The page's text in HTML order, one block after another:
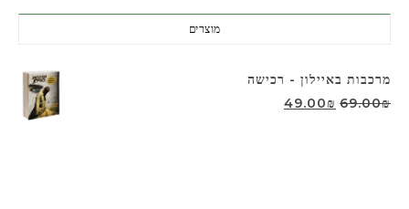
מוצרים
מרכבות באיילון - רכישה
69.00₪ המחיר המקורי היה: 69.00₪.
49.00₪ המחיר הנוכחי הוא: 49.00₪.